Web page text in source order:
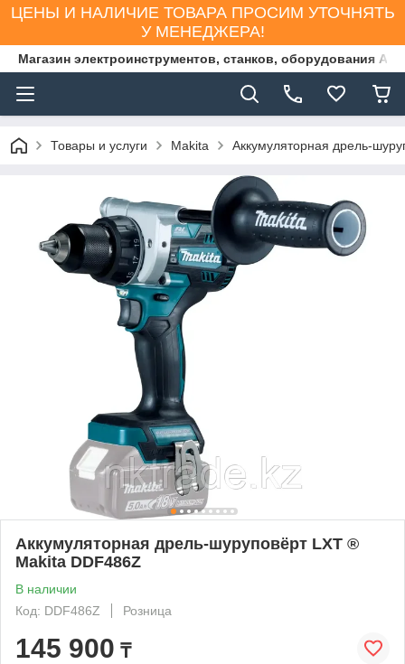
ЦЕНЫ И НАЛИЧИЕ ТОВАРА ПРОСИМ УТОЧНЯТЬ
У МЕНЕДЖЕРА!
Магазин электроинструментов, станков, оборудования
Товары и услуги Makita Аккумуляторная дрель-
Аккумуляторная дрель-шуруповёрт LXT ®
Makita DDF486Z
В наличии
Код: DDF486Z
Розница
145 900 ₸